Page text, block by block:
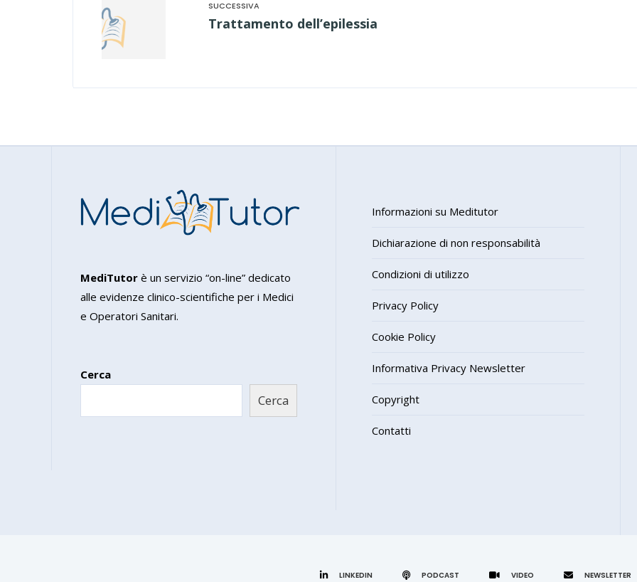
Trattamento dell’epilessia
MediTutor è un servizio “on-line” dedicato
alle evidenze clinico-scientifiche per i Medici
e Operatori Sanitari.
Cerca
Cerca
Informazioni su Meditutor
Dichiarazione di non responsabilità
Condizioni di utilizzo
Privacy Policy
Cookie Policy
Informativa Privacy Newsletter
Copyright
Contatti
LINKEDIN